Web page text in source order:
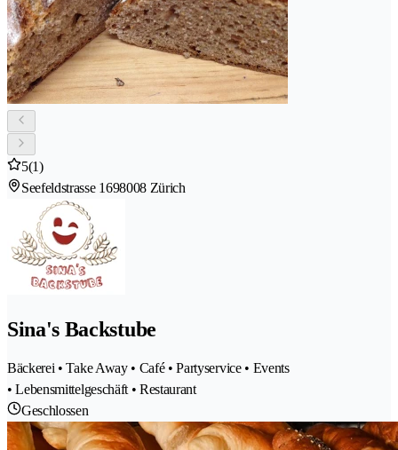
5(1)
Seefeldstrasse 1698008 Zürich
Sina's Backstube
Bäckerei • Take Away • Café • Partyservice • Events
• Lebensmittelgeschäft • Restaurant
Geschlossen